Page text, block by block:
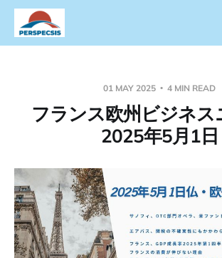
01 MAY 2025 4 MIN READ
フランス欧州ビジネス
2025年5月1日